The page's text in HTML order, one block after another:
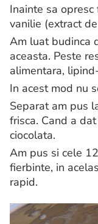
Inainte sa
vanilie (extract
Am luat budinca
aceasta. Peste
alimentara,
In acest mod nu
Separat am pus
frisca. Cand a
ciocolata.
Am pus si cele
fierbinte, in
rapid.